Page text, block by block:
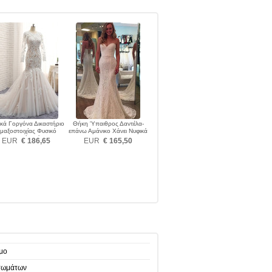
Γοργόνα Δικαστήριο
Φυσικό
Καθαρή πλάτη
EUR € 186,65
Θήκη Ύπαιθρος Δαντέλα-
επάνω Αμάνικο Χάνει Νυφικά
EUR € 165,50